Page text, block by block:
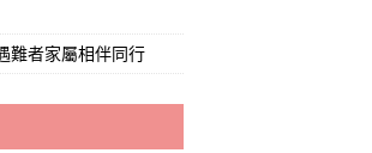
者家屬相伴同行